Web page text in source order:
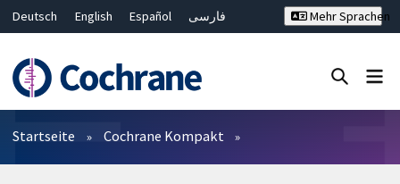
Deutsch English Español
فارسی
Bahasa Malaysia
ไทย
繁體中文
简体中文
Mehr Sprachen
Filter
Startseite Cochrane Kompakt